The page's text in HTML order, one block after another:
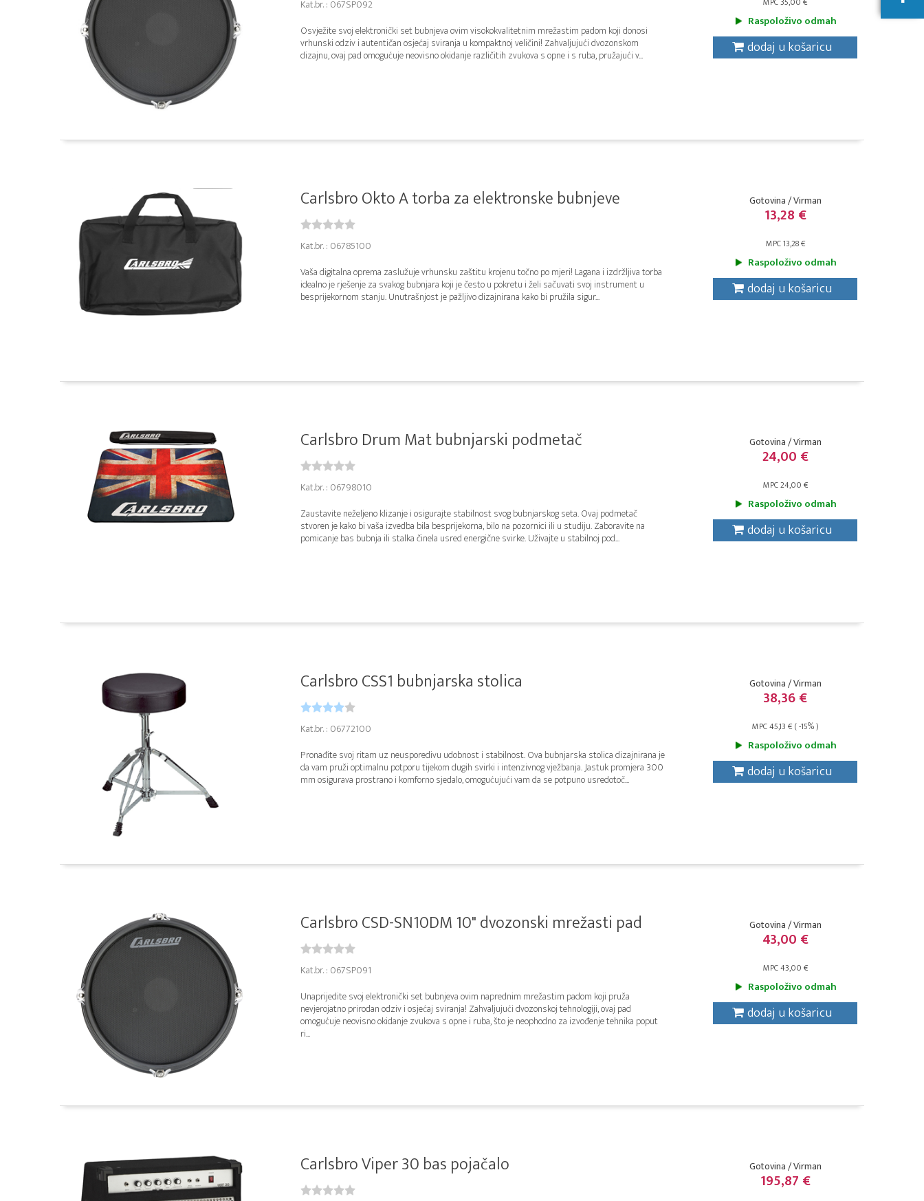
Kat.br. : 067SP092
Osvježite svoj elektronički set bubnjeva ovim visokokvalitetnim mrežastim padom koji donosi
vrhunski odziv i autentičan osjećaj sviranja u kompaktnoj veličini! Zahvaljujući dvozonskom
dizajnu, ovaj pad omogućuje neovisno okidanje različitih zvukova s opne i s ruba, pružajući v...
Raspoloživo odmah
dodaj u košaricu
Carlsbro Okto A torba za elektronske bubnjeve
Kat.br. : 06785100
Vaša digitalna oprema zaslužuje vrhunsku zaštitu krojenu točno po mjeri! Lagana i izdržljiva torba
idealno je rješenje za svakog bubnjara koji je često u pokretu i želi sačuvati svoj instrument u
besprijekornom stanju. Unutrašnjost je pažljivo dizajnirana kako bi pružila sigur...
Gotovina / Virman
13,28 €
MPC 13,28 €
Raspoloživo odmah
dodaj u košaricu
Carlsbro Drum Mat bubnjarski podmetač
Kat.br. : 06798010
Zaustavite neželjeno klizanje i osigurajte stabilnost svog bubnjarskog seta. Ovaj podmetač
stvoren je kako bi vaša izvedba bila besprijekorna, bilo na pozornici ili u studiju. Zaboravite na
pomicanje bas bubnja ili stalka činela usred energične svirke. Uživajte u stabilnoj pod...
Gotovina / Virman
24,00 €
MPC 24,00 €
Raspoloživo odmah
dodaj u košaricu
Carlsbro CSS1 bubnjarska stolica
Kat.br. : 06772100
Pronađite svoj ritam uz neusporedivu udobnost i stabilnost. Ova bubnjarska stolica dizajnirana je
da vam pruži optimalnu potporu tijekom dugih svirki i intenzivnog vježbanja. Jastuk promjera 300
mm osigurava prostrano i komforno sjedalo, omogućujući vam da se potpuno usredotoč...
Gotovina / Virman
38,36 €
MPC 45,13 € ( -15% )
Raspoloživo odmah
dodaj u košaricu
Carlsbro CSD-SN10DM 10" dvozonski mrežasti pad
Kat.br. : 067SP091
Unaprijedite svoj elektronički set bubnjeva ovim naprednim mrežastim padom koji pruža
nevjerojatno prirodan odziv i osjećaj sviranja! Zahvaljujući dvozonskoj tehnologiji, ovaj pad
omogućuje neovisno okidanje zvukova s opne i ruba, što je neophodno za izvođenje tehnika poput
ri...
Gotovina / Virman
43,00 €
MPC 43,00 €
Raspoloživo odmah
dodaj u košaricu
Carlsbro Viper 30 bas pojačalo Gotovina / Virman
195,87 €